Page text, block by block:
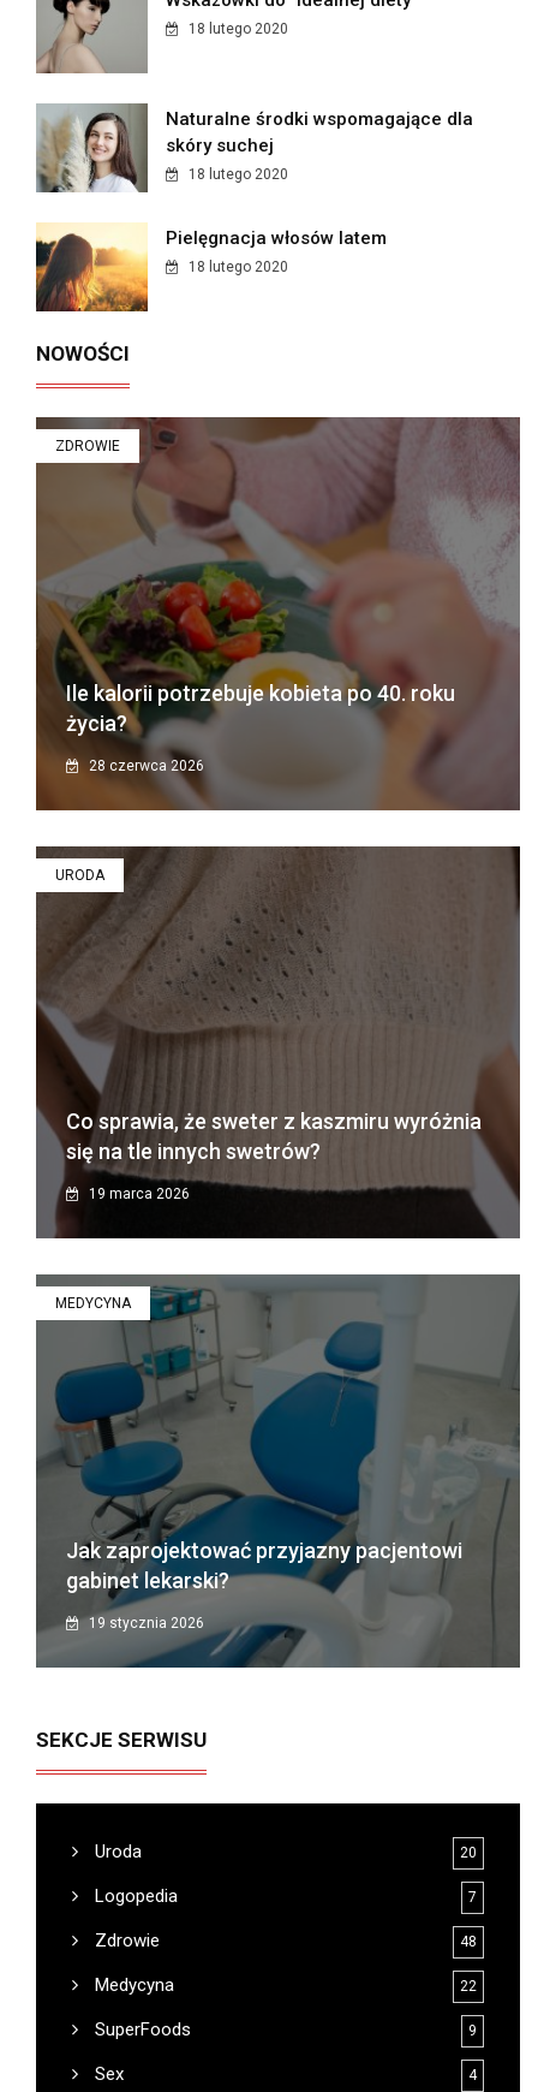
18 lutego 2020
Naturalne środki wspomagające dla
skóry suchej
18 lutego 2020
Pielęgnacja włosów latem
18 lutego 2020
NOWOŚCI
ZDROWIE
Ile kalorii potrzebuje kobieta po 40. roku
życia?
28 czerwca 2026
URODA
Co sprawia, że sweter z kaszmiru wyróżnia
się na tle innych swetrów?
19 marca 2026
MEDYCYNA
Jak zaprojektować przyjazny pacjentowi
gabinet lekarski?
19 stycznia 2026
SEKCJE SERWISU
Uroda 20
Logopedia 7
Zdrowie 48
Medycyna 22
SuperFoods 9
Sex 4